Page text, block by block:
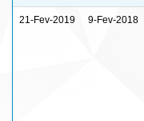
21-Fev-2019 9-Fev-2018